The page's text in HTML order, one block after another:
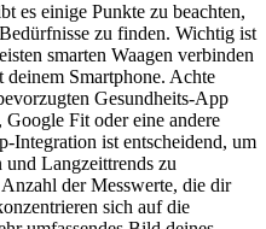
es einige Punkte zu beachten,
zu finden. Wichtig ist
smarten Waagen verbinden
Smartphone. Achte
Gesundheits-App
Fit oder eine andere
Integration ist entscheidend, um
Langzeittrends zu
der Messwerte, die dir
sich auf die